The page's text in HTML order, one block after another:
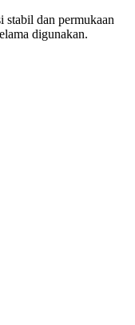
stabil dan permukaan
digunakan.